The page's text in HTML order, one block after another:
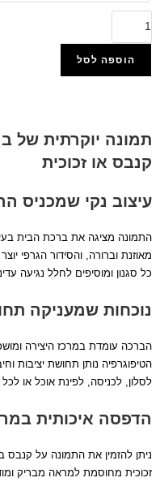
הוספה לסל
תמונה יוקרתית של
קנבס או זכוכית
עיצוב נקי שמכניס
התמונה מציגה את ברכת הבית
מאוזנת וברורה, והסידור הגרפי
כל סגנון ומוסיפים לחלל נגיעה
נוכחות שמעניקה
הברכה עומדת במרכז היצירה
הטיפוגרפיה נותן תחושת יציבות
לסלון, לכניסה, לפינת אוכל או
הדפסה איכותית
ניתן להזמין את התמונה על
זכוכית מחוסמת למראה מבריק